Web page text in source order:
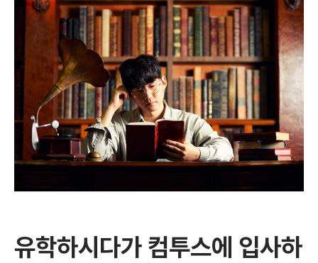
유학하시다가 컴투스에 입사하